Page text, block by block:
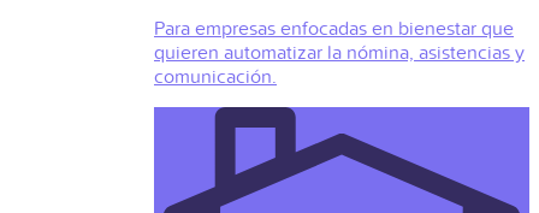
Para empresas enfocadas en bienestar que
quieren automatizar la nómina, asistencias y
comunicación.